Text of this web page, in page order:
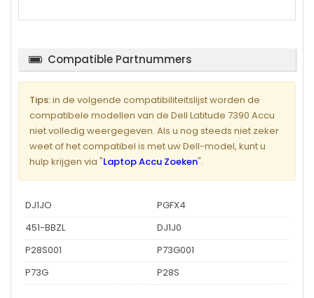
Compatible Partnummers
Tips:in de volgende compatibiliteitslijst worden de
compatibele modellen van de Dell Latitude 7390 Accu
niet volledig weergegeven. Als u nog steeds niet zeker
weet of het compatibel is met uw Dell-model, kunt u
hulp krijgen via "Laptop Accu Zoeken".
DJ1JO
PGFX4
451-BBZL
DJ1J0
P28S001
P73G001
P73G
P28S